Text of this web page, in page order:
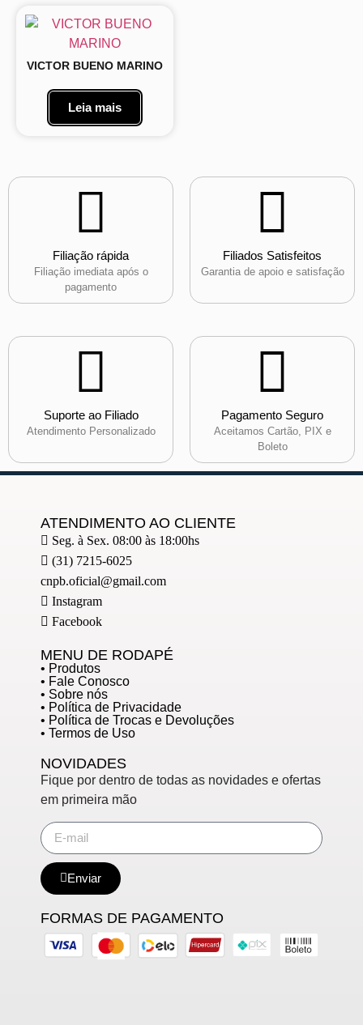
VICTOR BUENO MARINO
Leia mais
Filiação rápida
Filiação imediata após o
pagamento
Filiados Satisfeitos
Garantia de apoio e satisfação
Suporte ao Filiado
Atendimento Personalizado
Pagamento Seguro
Aceitamos Cartão, PIX e
Boleto
ATENDIMENTO AO CLIENTE
Seg. à Sex. 08:00 às 18:00hs
(31) 7215-6025
cnpb.oficial@gmail.com
Instagram
Facebook
MENU DE RODAPÉ
• Produtos
• Fale Conosco
• Sobre nós
• Política de Privacidade
• Política de Trocas e Devoluções
• Termos de Uso
NOVIDADES
Fique por dentro de todas as novidades e ofertas
em primeira mão
Enviar
FORMAS DE PAGAMENTO